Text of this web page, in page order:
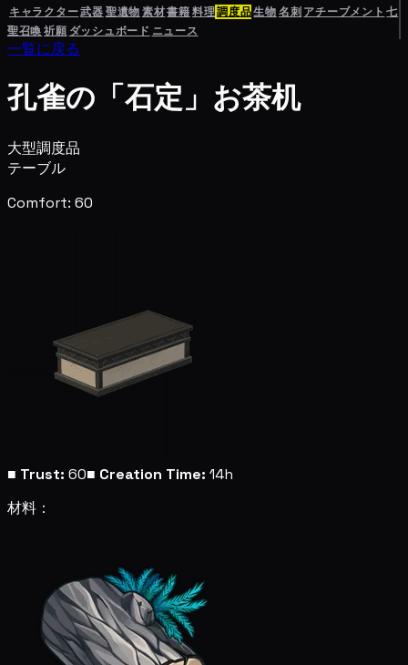
キャラクター武器聖遺物素材書籍料理調度品生物名刺 アチーブメント 七
聖召喚祈願 ダッシュボード ニュース
一覧に戻る
孔雀の「石定」お茶机
大型調度品
テーブル
Comfort: 60
■ Trust: 60■ Creation Time: 14h
材料：